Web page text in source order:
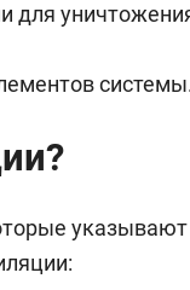
для
указывают